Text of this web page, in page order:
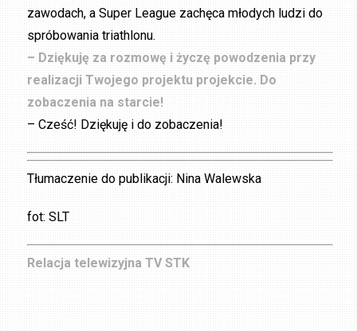
zawodach, a Super League zachęca młodych ludzi do
spróbowania triathlonu.
– Dziękuję za rozmowę i życzę powodzenia przy
realizacji Twojego projektu projekcie. Do
zobaczenia na starcie!
– Cześć! Dziękuję i do zobaczenia!
Tłumaczenie do publikacji: Nina Walewska
fot: SLT
Relacja telewizyjna TV STK